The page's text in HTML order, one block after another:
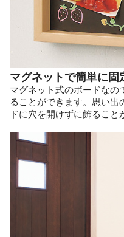
マグネットで簡単に固
マグネット式のボードなの
ることができます。思い出
ドに穴を開けずに飾ること